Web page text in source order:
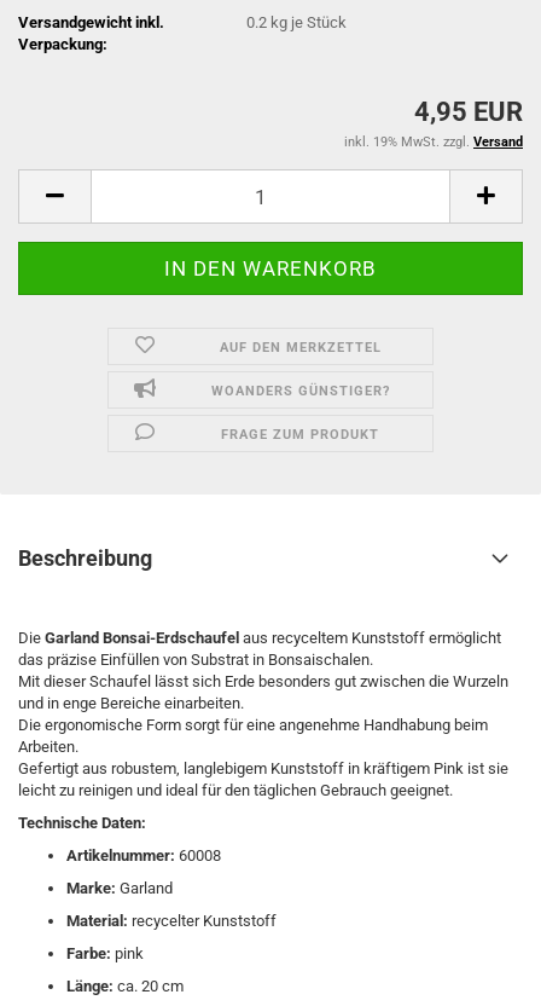
Versandgewicht inkl.
Verpackung:
0.2 kg je Stück
4,95 EUR
inkl. 19% MwSt. zzgl. Versand
AUF DEN MERKZETTEL
WOANDERS GÜNSTIGER?
FRAGE ZUM PRODUKT
Beschreibung
Die Garland Bonsai-Erdschaufel aus recyceltem Kunststoff ermöglicht
das präzise Einfüllen von Substrat in Bonsaischalen.
Mit dieser Schaufel lässt sich Erde besonders gut zwischen die Wurzeln
und in enge Bereiche einarbeiten.
Die ergonomische Form sorgt für eine angenehme Handhabung beim
Arbeiten.
Gefertigt aus robustem, langlebigem Kunststoff in kräftigem Pink ist sie
leicht zu reinigen und ideal für den täglichen Gebrauch geeignet.
Technische Daten:
Artikelnummer: 60008
Marke: Garland
Material: recycelter Kunststoff
Farbe: pink
Länge: ca. 20 cm